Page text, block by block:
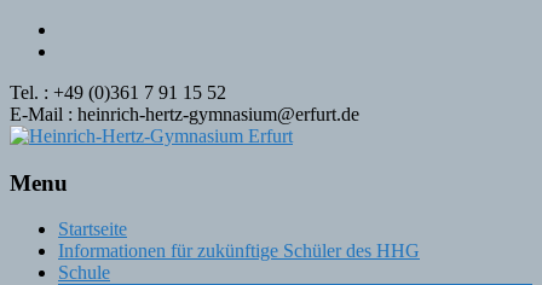
Tel. : +49 (0)361 7 91 15 52
E-Mail : heinrich-hertz-gymnasium@erfurt.de
Menu
Skip
content
Startseite
Informationen für zukünftige Schüler des HHG
Schule